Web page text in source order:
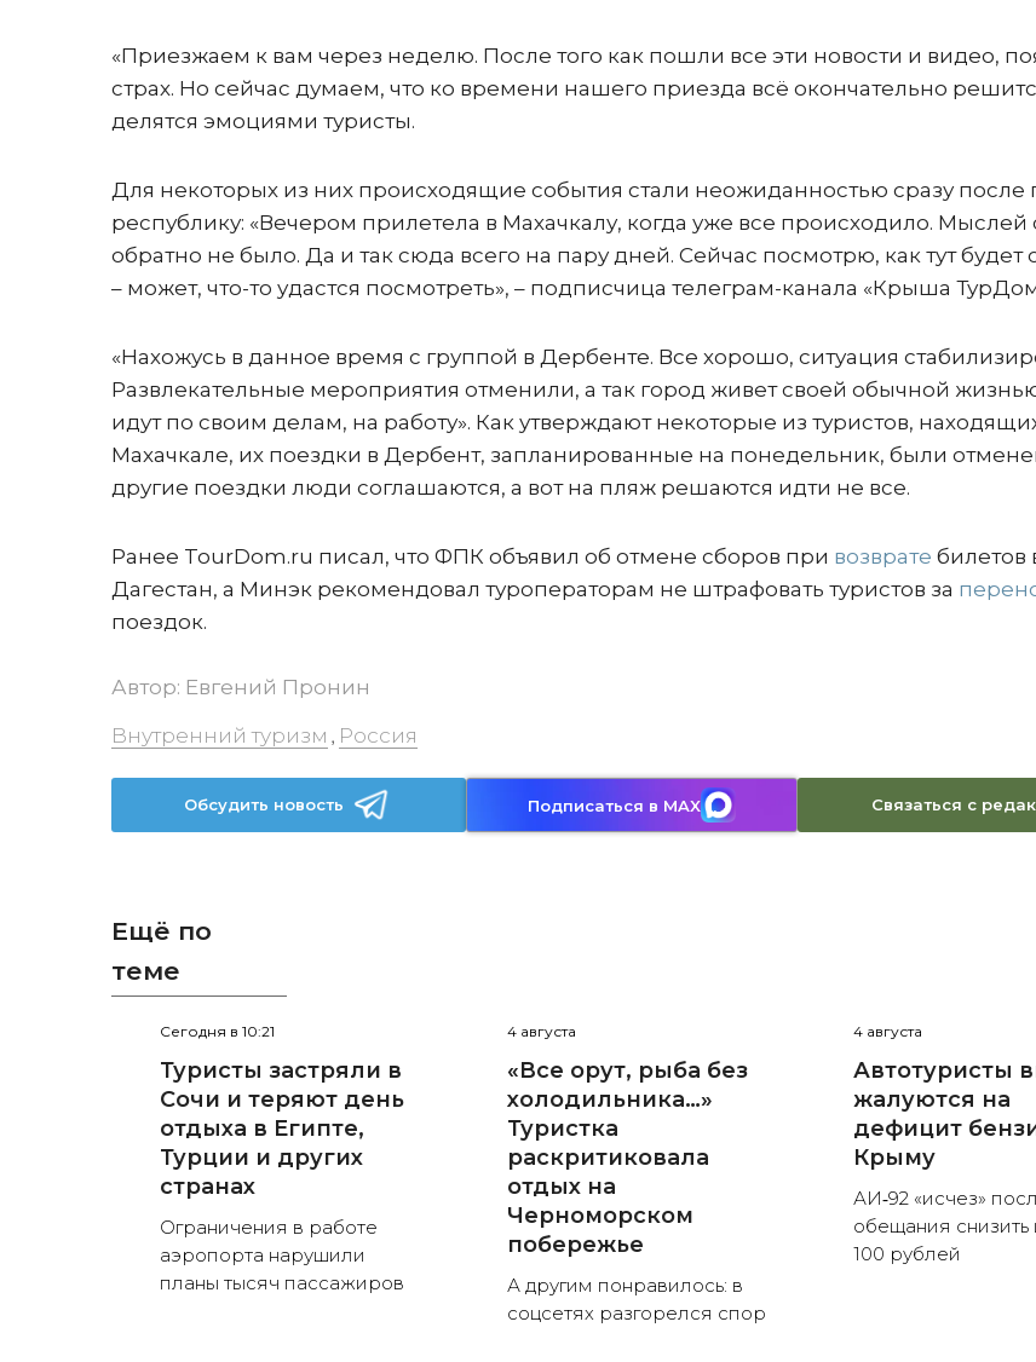
«Приезжаем к вам через неделю. После того как пошли все эти новости и видео,
страх. Но сейчас думаем, что ко времени нашего приезда всё окончательно
делятся эмоциями туристы.
Для некоторых из них происходящие события стали неожиданностью сразу после
республику: «Вечером прилетела в Махачкалу, когда уже все происходило. Мыслей
обратно не было. Да и так сюда всего на пару дней. Сейчас посмотрю, как тут будет
– может, что-то удастся посмотреть», – подписчица телеграм-канала «Крыша
«Нахожусь в данное время с группой в Дербенте. Все хорошо, ситуация
Развлекательные мероприятия отменили, а так город живет своей обычной
идут по своим делам, на работу». Как утверждают некоторые из туристов,
Махачкале, их поездки в Дербент, запланированные на понедельник, были
другие поездки люди соглашаются, а вот на пляж решаются идти не все.
Ранее TourDom.ru писал, что ФПК объявил об отмене сборов при возврате билетов
Дагестан, а Минэк рекомендовал туроператорам не штрафовать туристов за
поездок.
Автор: Евгений Пронин
Внутренний туризм , Россия
Обсудить новость Подписаться в MAX Связаться с
Ещё по
теме
Сегодня в 10:21
Туристы застряли в
Сочи и теряют день
отдыха в Египте,
Турции и других
странах
Ограничения в работе
аэропорта нарушили
планы тысяч пассажиров
4 августа
«Все орут, рыба без
холодильника…»
Туристка
раскритиковала
отдых на
Черноморском
побережье
А другим понравилось: в
соцсетях разгорелся спор
4 августа
Автотуристы
жалуются на
дефицит
Крыму
АИ‑92 «исчез»
обещания снизить
100 рублей